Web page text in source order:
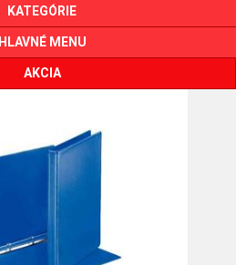
KATEGÓRIE
HLAVNÉ MENU
AKCIA